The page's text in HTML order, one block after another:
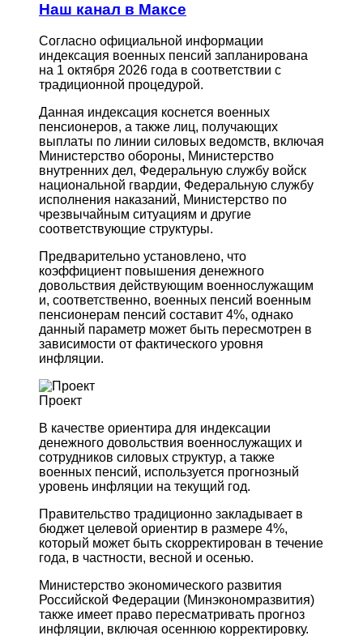
Наш канал в Максе
Согласно официальной информации
индексация военных пенсий запланирована
на 1 октября 2026 года в соответствии с
традиционной процедурой.
Данная индексация коснется военных
пенсионеров, а также лиц, получающих
выплаты по линии силовых ведомств, включая
Министерство обороны, Министерство
внутренних дел, Федеральную службу войск
национальной гвардии, Федеральную службу
исполнения наказаний, Министерство по
чрезвычайным ситуациям и другие
соответствующие структуры.
Предварительно установлено, что
коэффициент повышения денежного
довольствия действующим военнослужащим
и, соответственно, военных пенсий военным
пенсионерам пенсий составит 4%, однако
данный параметр может быть пересмотрен в
зависимости от фактического уровня
инфляции.
Проект
В качестве ориентира для индексации
денежного довольствия военнослужащих и
сотрудников силовых структур, а также
военных пенсий, используется прогнозный
уровень инфляции на текущий год.
Правительство традиционно закладывает в
бюджет целевой ориентир в размере 4%,
который может быть скорректирован в течение
года, в частности, весной и осенью.
Министерство экономического развития
Российской Федерации (Минэкономразвития)
также имеет право пересматривать прогноз
инфляции, включая осеннюю корректировку.